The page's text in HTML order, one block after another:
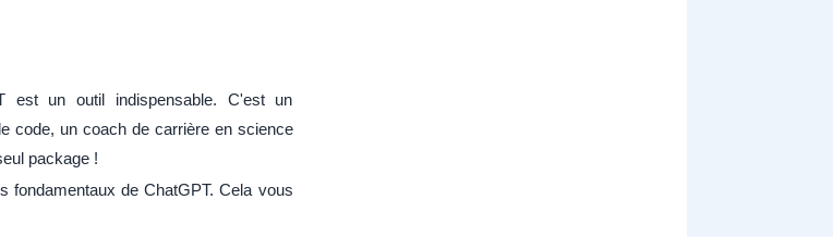
est un outil indispensable. C'est un
code, un coach de carrière en science
package !
fondamentaux de ChatGPT. Cela vous